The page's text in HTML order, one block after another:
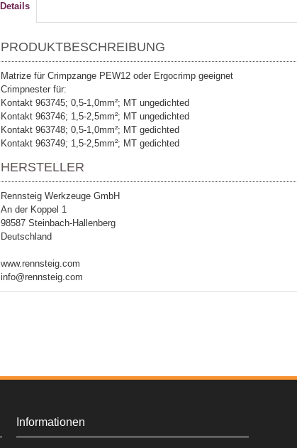
Details
PRODUKTBESCHREIBUNG
Matrize für Crimpzange PEW12 oder Ergocrimp geeignet
Crimpnester für:
Kontakt 963745; 0,5-1,0mm²; MT ungedichted
Kontakt 963746; 1,5-2,5mm²; MT ungedichted
Kontakt 963748; 0,5-1,0mm²; MT gedichted
Kontakt 963749; 1,5-2,5mm²; MT gedichted
HERSTELLER
Rennsteig Werkzeuge GmbH
An der Koppel 1
98587 Steinbach-Hallenberg
Deutschland
www.rennsteig.com
info@rennsteig.com
Informationen